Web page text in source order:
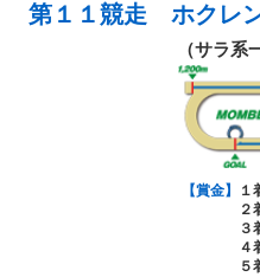
第１１競走 ホクレ
（サラ系
【賞金】
１
２
３
４
５